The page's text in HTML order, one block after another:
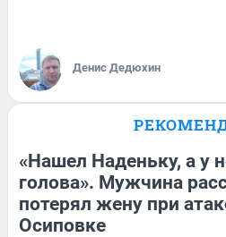
Денис Дедюхин
«Нашел Наденьку, а у
голова». Мужчина
потерял жену при
Осиповке